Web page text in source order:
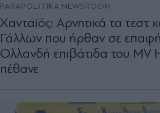
PARAPOLITIKA NEWSROOM
Xανταϊός: Αρνητικά τα τεστ
Γάλλων που ήρθαν σε
Ολλανδή επιβάτιδα του MV
πέθανε